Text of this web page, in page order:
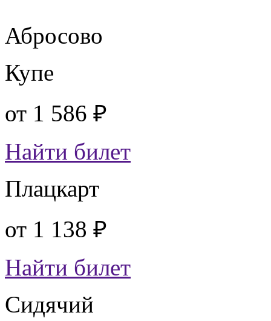
Абросово
Купе
от 1 586 ₽
Найти билет
Плацкарт
от 1 138 ₽
Найти билет
Сидячий